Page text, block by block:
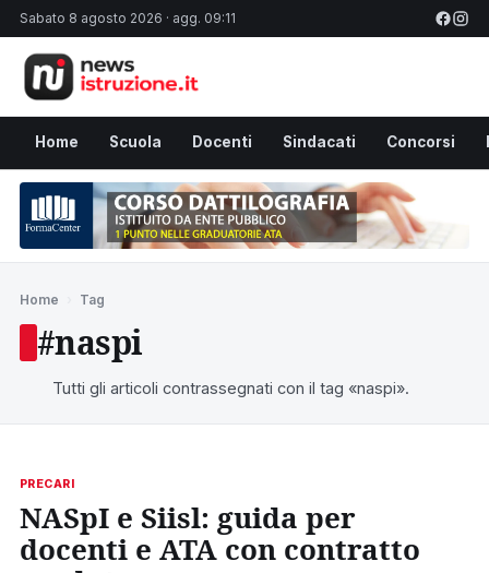
Sabato 8 agosto 2026 · agg. 09:11
Home Scuola Docenti Sindacati Concorsi
Home Tag
#naspi
Tutti gli articoli contrassegnati con il tag «naspi».
PRECARI
NASpI e Siisl: guida per
docenti e ATA con contratto